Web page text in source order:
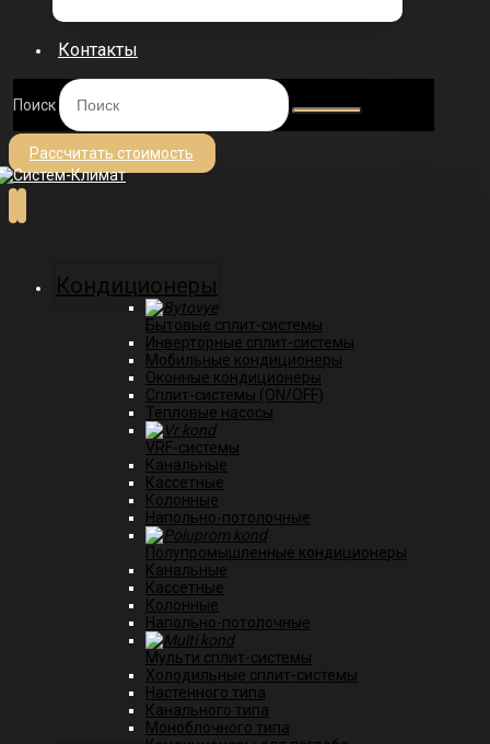
Контакты
Поиск
Рассчитать стоимость
Кондиционеры
Бытовые сплит-системы
Инверторные сплит-системы
Мобильные кондиционеры
Оконные кондиционеры
Сплит-системы (ON/OFF)
Тепловые насосы
VRF-системы
Канальные
Касcетные
Колонные
Напольно-потолочные
Полупромышленные кондиционеры
Канальные
Кассетные
Колонные
Напольно-потолочные
Мульти сплит-системы
Холодильные сплит-системы
Настенного типа
Канального типа
Моноблочного типа